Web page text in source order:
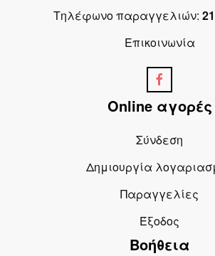
Τηλέφωνο παραγγελιών:
Επικοινωνία
Online αγορές
Σύνδεση
Δημιουργία
Παραγγελίες
Έξοδος
Βοήθεια